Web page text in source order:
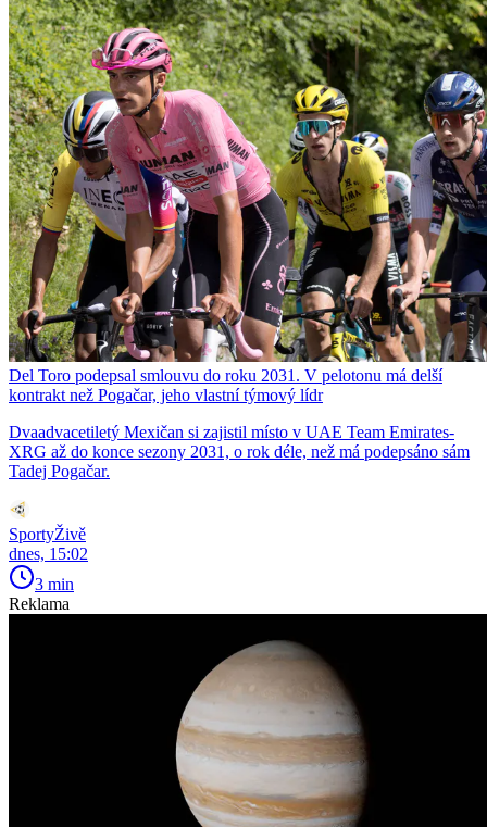
Del Toro podepsal smlouvu do roku 2031. V pelotonu má delší
kontrakt než Pogačar, jeho vlastní týmový lídr
Dvaadvacetiletý Mexičan si zajistil místo v UAE Team Emirates-
XRG až do konce sezony 2031, o rok déle, než má podepsáno sám
Tadej Pogačar.
SportyŽivě
dnes, 15:02
3 min
Reklama